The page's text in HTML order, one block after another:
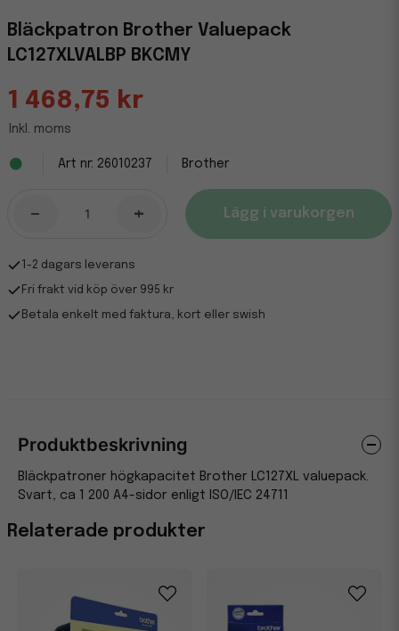
Bläckpatron Brother Valuepack
LC127XLVALBP BKCMY
1 468,75 kr
Inkl. moms
26010237 Brother
- + Lägg i varukorgen
1-2 dagars leverans
Fri frakt vid köp över 995 kr
Betala enkelt med faktura, kort eller swish
Relaterade produkter
Produktbeskrivning
Bläckpatroner högkapacitet Brother LC127XL valuepack.
Svart, ca 1 200 A4-sidor enligt ISO/IEC 24711